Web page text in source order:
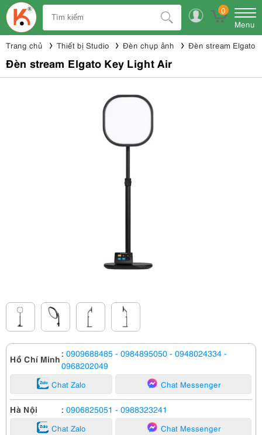
0
Menu
Trang chủ Thiết bị Studio Đèn chụp ảnh Đèn stream Elgato
Đèn stream Elgato Key Light Air
Hồ Chí Minh : 0909688485 - 0984895050 - 0948024334 -
0968202049
Chat Zalo Chat Messenger
Hà Nội : 0906825051 - 0988323241
Chat Zalo Chat Messenger